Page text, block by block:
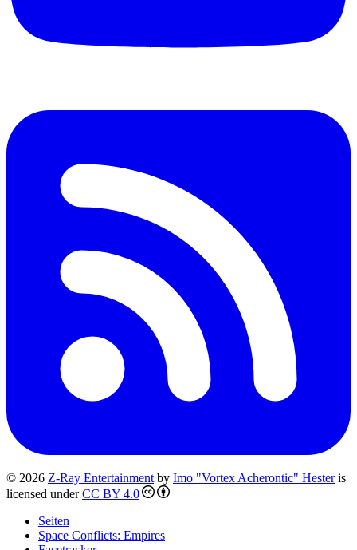
© 2026 Z-Ray Entertainment by Imo "Vortex Acherontic" Hesteris
licensed underCC BY 4.0
Seiten
Space Conflicts: Empires